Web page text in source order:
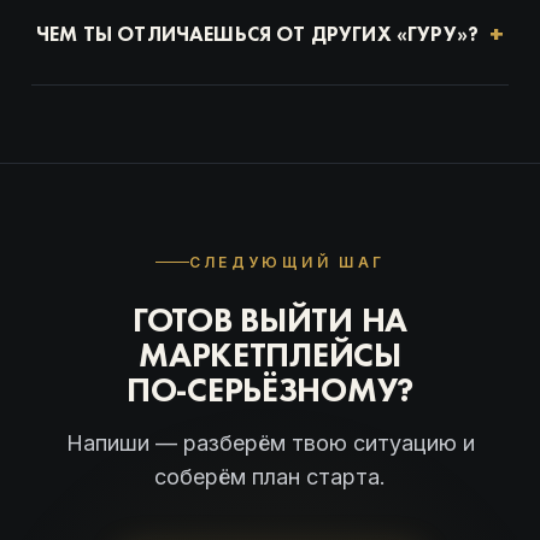
кураторов в закрытом чате. Детали — на
ЧЕМ ТЫ ОТЛИЧАЕШЬСЯ ОТ ДРУГИХ «ГУРУ»? +
день.
СЛЕДУЮЩИЙ ШАГ
ГОТОВ ВЫЙТИ НА
МАРКЕТПЛЕЙСЫ
ПО-СЕРЬЁЗНОМУ?
Напиши — разберём твою ситуацию и
соберём план старта.